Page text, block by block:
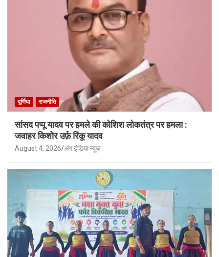
पूर्णिया राजनीति
सांसद पप्पू यादव पर हमले की कोशिश लोकतंत्र पर हमला :
जवाहर किशोर उर्फ़ रिंकू यादव
August 4, 2026 अंग इंडिया न्यूज़